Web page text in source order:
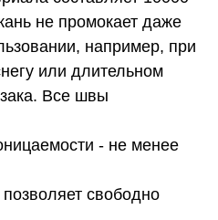
не промокает даже
например, при
или длительном
Все швы
- не менее
свободно